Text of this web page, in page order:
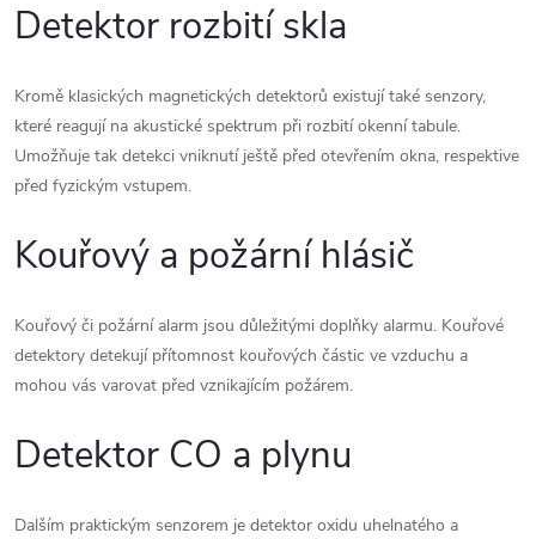
Detektor rozbití skla
Kromě klasických magnetických detektorů existují také senzory,
které reagují na akustické spektrum při rozbití okenní tabule.
Umožňuje tak detekci vniknutí ještě před otevřením okna, respektive
před fyzickým vstupem.
Kouřový a požární hlásič
Kouřový či požární alarm jsou důležitými doplňky alarmu. Kouřové
detektory detekují přítomnost kouřových částic ve vzduchu a
mohou vás varovat před vznikajícím požárem.
Detektor CO a plynu
Dalším praktickým senzorem je detektor oxidu uhelnatého a